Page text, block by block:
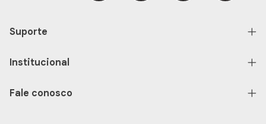
Suporte
Institucional
Fale conosco